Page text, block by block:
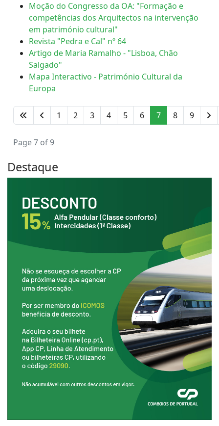
Moção do Congresso da OA: "Formação e
competências dos Arquitectos na intervenção
em património cultural"
Revista "Pedra e Cal" nº 64
Artigo de Maria Ramalho - "Lisboa, Chão
Salgado"
Mapa Interactivo - Património Cultural da
Europa
1 2 3 4 5 6 7 8 9
Page 7 of 9
Destaque